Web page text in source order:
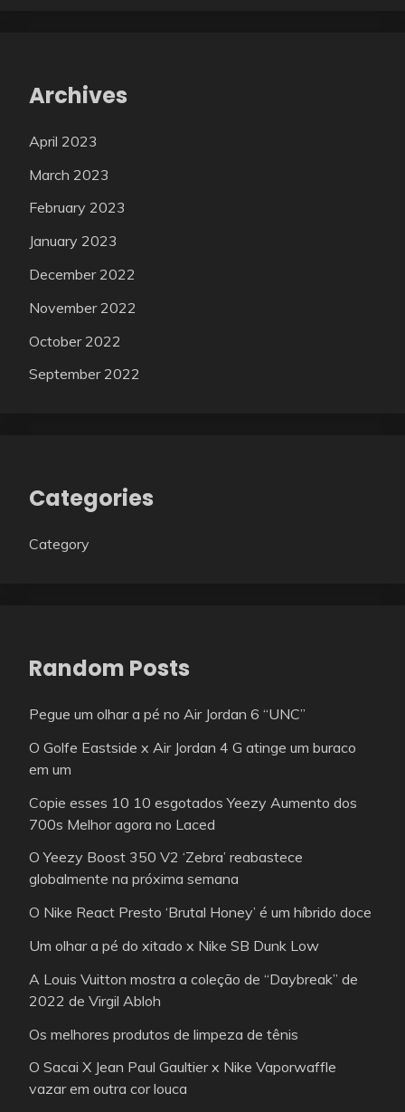
Archives
April 2023
March 2023
February 2023
January 2023
December 2022
November 2022
October 2022
September 2022
Categories
Category
Random Posts
Pegue um olhar a pé no Air Jordan 6 “UNC”
O Golfe Eastside x Air Jordan 4 G atinge um buraco
em um
Copie esses 10 10 esgotados Yeezy Aumento dos
700s Melhor agora no Laced
O Yeezy Boost 350 V2 ‘Zebra’ reabastece
globalmente na próxima semana
O Nike React Presto ‘Brutal Honey’ é um híbrido doce
Um olhar a pé do xitado x Nike SB Dunk Low
A Louis Vuitton mostra a coleção de “Daybreak” de
2022 de Virgil Abloh
Os melhores produtos de limpeza de tênis
O Sacai X Jean Paul Gaultier x Nike Vaporwaffle
vazar em outra cor louca